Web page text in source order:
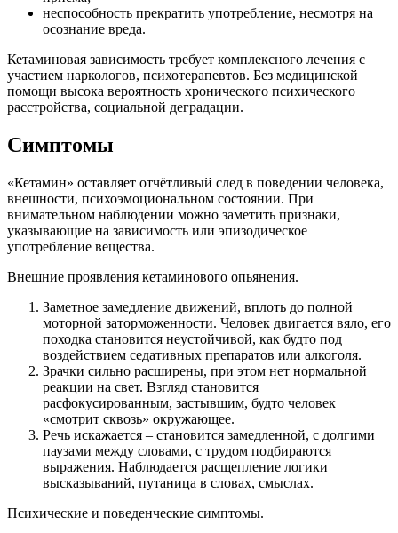
неспособность прекратить употребление, несмотря на
осознание вреда.
Кетаминовая зависимость требует комплексного лечения с
участием наркологов, психотерапевтов. Без медицинской
помощи высока вероятность хронического психического
расстройства, социальной деградации.
Симптомы
«Кетамин» оставляет отчётливый след в поведении человека,
внешности, психоэмоциональном состоянии. При
внимательном наблюдении можно заметить признаки,
указывающие на зависимость или эпизодическое
употребление вещества.
Внешние проявления кетаминового опьянения.
Заметное замедление движений, вплоть до полной
моторной заторможенности. Человек двигается вяло, его
походка становится неустойчивой, как будто под
воздействием седативных препаратов или алкоголя.
Зрачки сильно расширены, при этом нет нормальной
реакции на свет. Взгляд становится
расфокусированным, застывшим, будто человек
«смотрит сквозь» окружающее.
Речь искажается – становится замедленной, с долгими
паузами между словами, с трудом подбираются
выражения. Наблюдается расщепление логики
высказываний, путаница в словах, смыслах.
Психические и поведенческие симптомы.